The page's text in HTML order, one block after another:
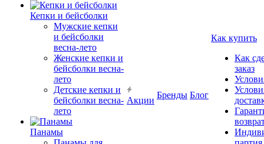
Кепки и бейсболки
Мужские кепки
и бейсболки
весна-лето
Женские кепки и
бейсболки весна-
лето
Детские кепки и
бейсболки весна-
лето
Панамы
Акции
Бренды Блог
Как купить
Как
заказ